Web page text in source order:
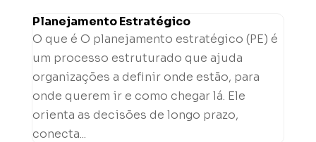
Planejamento Estratégico
O que é O planejamento estratégico (PE) é
um processo estruturado que ajuda
organizações a definir onde estão, para
onde querem ir e como chegar lá. Ele
orienta as decisões de longo prazo,
conecta...